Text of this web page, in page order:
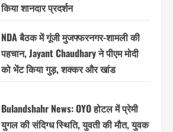
किया शानदार प्रदर्शन
NDA बैठक में गूंजी मुजफ्फरनगर-शामली की
पहचान, Jayant Chaudhary ने पीएम मोदी
को भेंट किया गुड़, शक्कर और खांड
Bulandshahr News: OYO होटल में प्रेमी
युगल की संदिग्ध स्थिति, युवती की मौत, युवक